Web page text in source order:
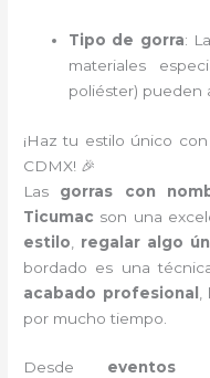
Tipo de gorra:
materiales
poliéster) pueden
¡Haz tu estilo único
CDMX! 🎉
Las gorras con
Ticumac son una
estilo
regalar algo
bordado es una
acabado profesional
por mucho tiempo.
Desde eventos